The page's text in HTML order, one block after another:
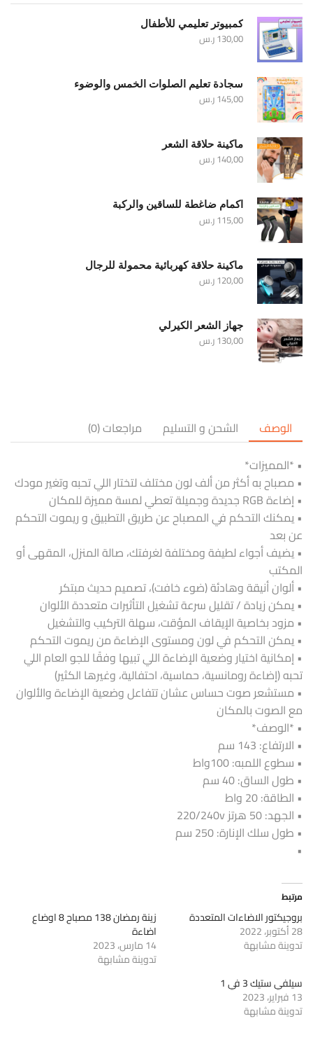
كمبيوتر تعليمي للأطفال
130,00ر.س
سجادة تعليم الصلوات الخمس والوضوء
145,00ر.س
ماكينة حلاقة الشعر
140,00ر.س
اكمام ضاغطة للساقين والركبة
115,00ر.س
ماكينة حلاقة كهربائية محمولة للرجال
120,00ر.س
جهاز الشعر الكيرلي
130,00ر.س
الوصف الشحن و التسليم
مراجعات (0)
• *المميزات*
• مصباح به أكثر من ألف لون مختلف لتختار اللي تحبه وتغير مودك
• إضاءة RGB جديدة وجميلة تعطي لمسة مميزة للمكان
• يمكنك التحكم في المصباح عن طريق التطبيق و ريموت التحكم
عن بعد
• يضيف أجواء لطيفة ومختلفة لغرفتك، صالة المنزل، المقهى أو
المكتب
• ألوان أنيقة وهادئة (ضوء خافت)، تصميم حديث مبتكر
• يمكن زيادة / تقليل سرعة تشغيل التأثيرات متعددة الألوان
• مزود بخاصية الإيقاف المؤقت، سهلة التركيب والتشغيل
• يمكن التحكم في لون ومستوى الإضاءة من ريموت التحكم
• إمكانية اختيار وضعية الإضاءة اللي تبيها وفقًا للجو العام اللي
تحبه (إضاءة رومانسية، حماسية، احتفالية، وغيرها الكثير)
• مستشعر صوت حساس عشان تتفاعل وضعية الإضاءة والألوان
مع الصوت بالمكان
• *الوصف*
• الارتفاع: 143 سم
• سطوع اللمبه: 100واط
• طول الساق: 40 سم
• الطاقة: 20 واط
• الجهد: 50 هرتز 220/240v
• طول سلك الإنارة: 250 سم
•
مرتبط
بروجيكتور الاضاءات المتعددة
28 أكتوبر، 2022
تدوينة مشابهة
زينة رمضان 138 مصباح 8 اوضاع
اضاءة
14 مارس، 2023
تدوينة مشابهة
سيلفي ستيك 3 في 1
13 فبراير، 2023
تدوينة مشابهة